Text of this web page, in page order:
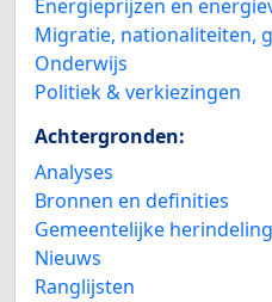
Energieprijzen en
Migratie, nationaliteiten,
Onderwijs
Politiek & verkiezingen
Achtergronden:
Analyses
Bronnen en definities
Gemeentelijke
Nieuws
Ranglijsten